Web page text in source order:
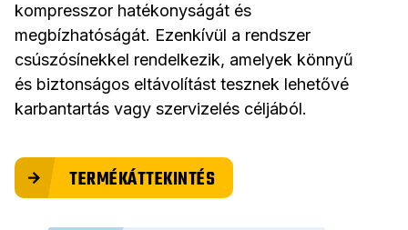
kompresszor hatékonyságát és
megbízhatóságát. Ezenkívül a rendszer
csúszósínekkel rendelkezik, amelyek könnyű
és biztonságos eltávolítást tesznek lehetővé
karbantartás vagy szervizelés céljából.
TERMÉKÁTTEKINTÉS